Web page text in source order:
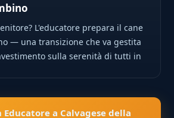
L'educatore prepara il cane
— una transizione che va gestita
sulla serenità di tutti in
Educatore a Calvagese della